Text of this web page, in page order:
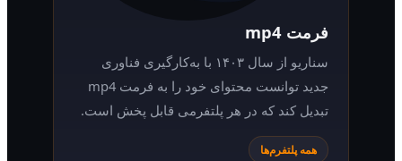
سناریو از سال ۱۴۰۳ با به‌کارگیری فناوری
جدید توانست محتوای خود را به فرمت mp4
تبدیل کند که در هر پلتفرمی قابل پخش است.
همه پلتفرم‌ها